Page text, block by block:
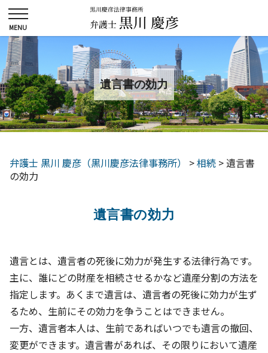
遺言書の効力
弁護士 黒川 慶彦（黒川慶彦法律事務所） >相続 >遺言書
の効力
遺言書の効力
遺言とは、遺言者の死後に効力が発生する法律行為です。
主に、誰にどの財産を相続させるかなど遺産分割の方法を
指定します。あくまで遺言は、遺言者の死後に効力が生ず
るため、生前にその効力を争うことはできません。
一方、遺言者本人は、生前であればいつでも遺言の撤回、
変更ができます。遺言書があれば、その限りにおいて遺産